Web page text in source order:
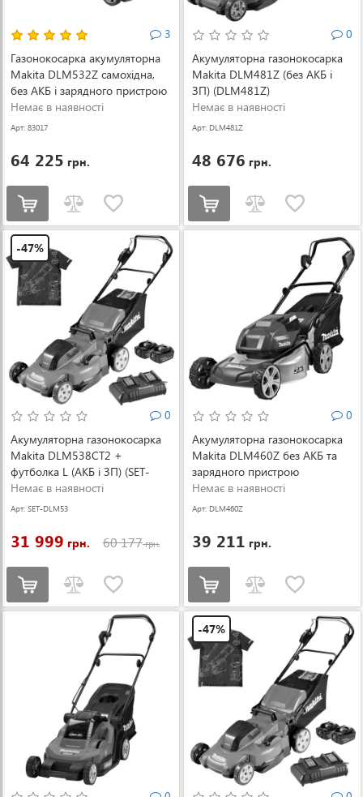
3
Газонокосарка акумуляторна
Makita DLM532Z самохідна,
без АКБ і зарядного пристрою
(DLM532Z)
Немає в наявності
Арт: 83017
64 225 грн.
0
Акумуляторна газонокосарка
Makita DLM481Z (без АКБ і
ЗП) (DLM481Z)
Немає в наявності
Арт: DLM481Z
48 676 грн.
-47%
0
Акумуляторна газонокосарка
Makita DLM538CT2 +
футболка L (АКБ і ЗП) (SET-
DLM538CT2-L-0526)
Немає в наявності
Арт: SET-DLM53
31 999 грн. 60 177грн.
0
Акумуляторна газонокосарка
Makita DLM460Z без АКБ та
зарядного пристрою
(DLM460Z)
Немає в наявності
Арт: DLM460Z
39 211 грн.
-47%